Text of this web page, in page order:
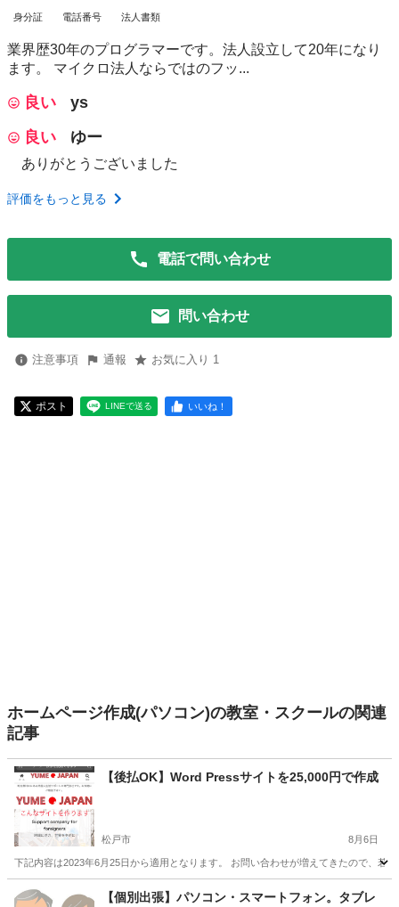
身分証 電話番号 法人書類
業界歴30年のプログラマーです。法人設立して20年になり
ます。 マイクロ法人ならではのフッ...
良い
ys
良い
ゆー
ありがとうございました
評価をもっと見る
電話で問い合わせ
問い合わせ
注意事項 通報 お気に入り 1
ポスト LINEで送る いいね！
ホームページ作成(パソコン)の教室・スクールの関連
記事
【後払OK】Word Pressサイトを25,000円で作成
松戸市 8月6日
下記内容は2023年6月25日から適用となります。 お問い合わせが増えてきたので、
千葉 ホームページ作成
【個別出張】パソコン・スマートフォン。タブレ